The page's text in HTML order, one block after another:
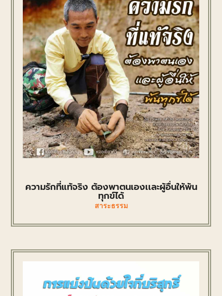
ความรักที่แท้จริง ต้องพาตนเองเเละผู้อื่นให้พ้น
ทุกข์ได้
สาระธรรม